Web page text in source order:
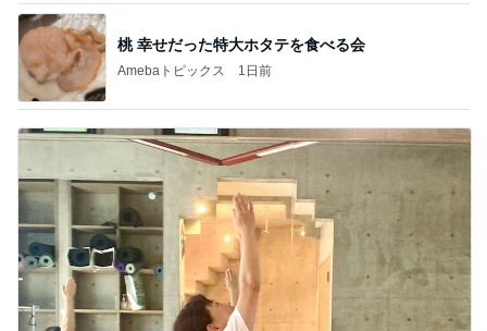
はしの ヨガレッスンで娘がカメラマン
Amebaトピックス 2日前